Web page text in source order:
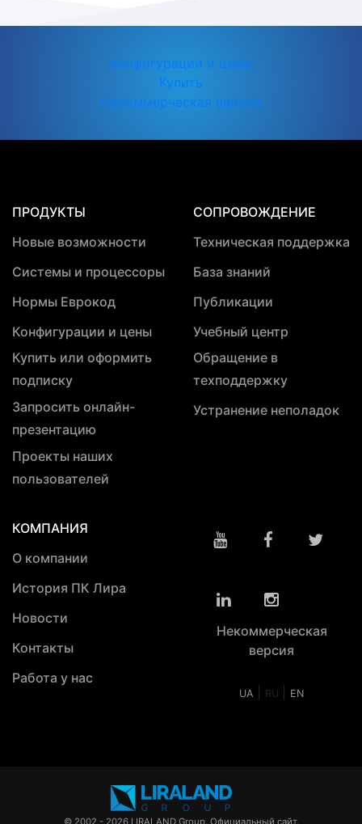
Конфигурации и цены
Купить
Некоммерческая версия
ПРОДУКТЫ
Новые возможности
Системы и процессоры
Нормы Еврокод
Конфигурации и цены
Купить или оформить
подписку
Запросить онлайн-
презентацию
Проекты наших
пользователей
СОПРОВОЖДЕНИЕ
Техническая поддержка
База знаний
Публикации
Учебный центр
Обращение в
техподдержку
Устранение неполадок
КОМПАНИЯ
О компании
История ПК Лира
Новости
Контакты
Работа у нас
Некоммерческая
версия
UA RU EN
© 2002 - 2026 LIRALAND Group. Официальный сайт.